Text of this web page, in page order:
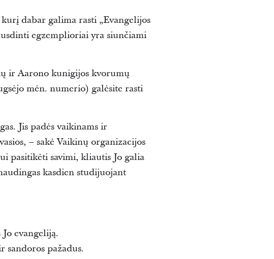
dabar galima rasti „Evangelijos
egzemplioriai yra siunčiami
ir Aarono kunigijos kvorumų
mėn. numerio) galėsite rasti
Jis padės vaikinams ir
– sakė Vaikinų organizacijos
pasitikėti savimi, kliautis Jo galia
kasdien studijuojant
evangeliją.
sandoros pažadus.